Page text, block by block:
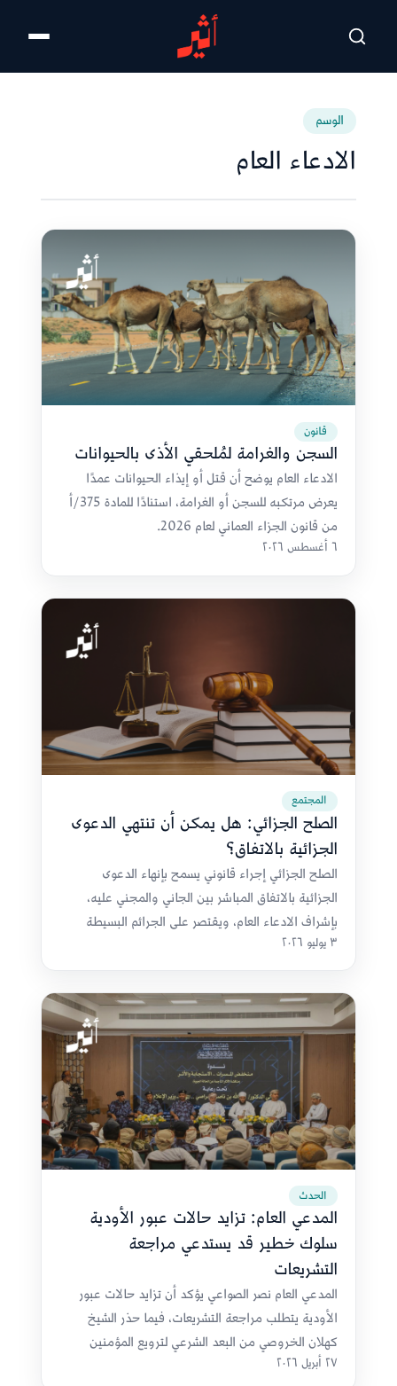
تخطى للمحتوى الرئيسي
الوسم
الادعاء العام
قانون
السجن والغرامة لمُلحقي الأذى بالحيوانات
الادعاء العام يوضح أن قتل أو إيذاء الحيوانات عمدًا
يعرض مرتكبه للسجن أو الغرامة، استنادًا للمادة 375/أ
من قانون الجزاء العماني لعام 2026.
٦ أغسطس ٢٠٢٦
المجتمع
الصلح الجزائي: هل يمكن أن تنتهي الدعوى
الجزائية بالاتفاق؟
الصلح الجزائي إجراء قانوني يسمح بإنهاء الدعوى
الجزائية بالاتفاق المباشر بين الجاني والمجني عليه،
بإشراف الادعاء العام، ويقتصر على الجرائم البسيطة
٣ يوليو ٢٠٢٦
الحدث
المدعي العام: تزايد حالات عبور الأودية
سلوك خطير قد يستدعي مراجعة
التشريعات
المدعي العام نصر الصواعي يؤكد أن تزايد حالات عبور
الأودية يتطلب مراجعة التشريعات، فيما حذر الشيخ
كهلان الخروصي من البعد الشرعي لترويع المؤمنين
بالمجازفة
٢٧ أبريل ٢٠٢٦